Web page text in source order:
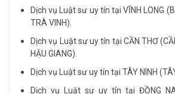
Dịch vụ Luật sư uy tín tại VĨNH LONG
TRÀ VINH).
Dịch vụ Luật sư uy tín tại CẦN THƠ
HẬU GIANG).
Dịch vụ Luật sư uy tín tại TÂY NINH
Dịch vụ Luật sư uy tín tại ĐỒNG